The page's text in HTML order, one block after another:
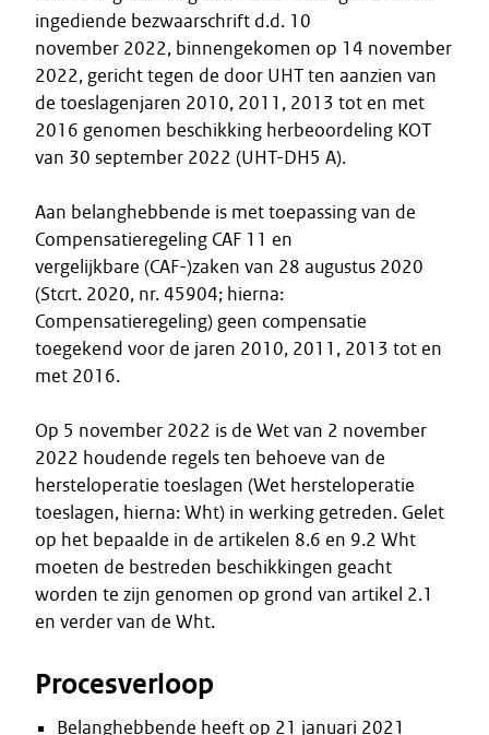
ingediende bezwaarschrift d.d. 10
november 2022, binnengekomen op 14 november
2022, gericht tegen de door UHT ten aanzien van
de toeslagenjaren 2010, 2011, 2013 tot en met
2016 genomen beschikking herbeoordeling KOT
van 30 september 2022 (UHT-DH5 A).
Aan belanghebbende is met toepassing van de
Compensatieregeling CAF 11 en
vergelijkbare (CAF-)zaken van 28 augustus 2020
(Stcrt. 2020, nr. 45904; hierna:
Compensatieregeling) geen compensatie
toegekend voor de jaren 2010, 2011, 2013 tot en
met 2016.
Op 5 november 2022 is de Wet van 2 november
2022 houdende regels ten behoeve van de
hersteloperatie toeslagen (Wet hersteloperatie
toeslagen, hierna: Wht) in werking getreden. Gelet
op het bepaalde in de artikelen 8.6 en 9.2 Wht
moeten de bestreden beschikkingen geacht
worden te zijn genomen op grond van artikel 2.1
en verder van de Wht.
Procesverloop
Belanghebbende heeft op 21 januari 2021